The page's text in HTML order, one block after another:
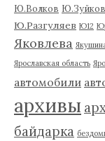
Ю.Волков Ю.Зуйков
Ю.Разгуляев Ю12
Яковлева
Ярославская область
автомобили
архивы
байдарка